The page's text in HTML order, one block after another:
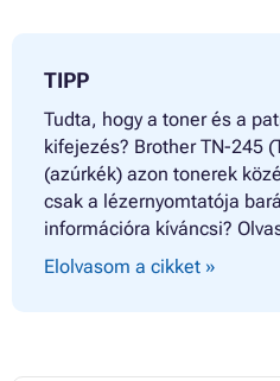
TIPP
Tudta, hogy a toner és a
kifejezés? Brother TN-245
(azúrkék) azon tonerek
csak a lézernyomtatója
információra kíváncsi?
Elolvasom a cikket »